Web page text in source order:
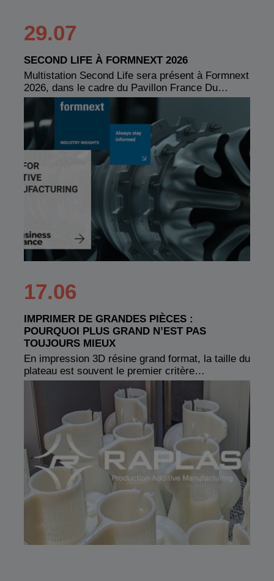
29.07
SECOND LIFE À FORMNEXT 2026
Multistation Second Life sera présent à Formnext
2026, dans le cadre du Pavillon France Du…
17.06
IMPRIMER DE GRANDES PIÈCES :
POURQUOI PLUS GRAND N’EST PAS
TOUJOURS MIEUX
En impression 3D résine grand format, la taille du
plateau est souvent le premier critère…